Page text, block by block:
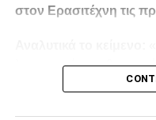
στον Ερασιτέχνη τις
λειτουργούμε
Δικεφάλου και μόνο,